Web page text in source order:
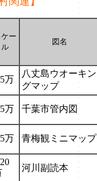
ケー
ル
図名
万
八丈島ウオーキン
グマップ
万 千葉市管内図
万 青梅観ミニマップ
河川副読本